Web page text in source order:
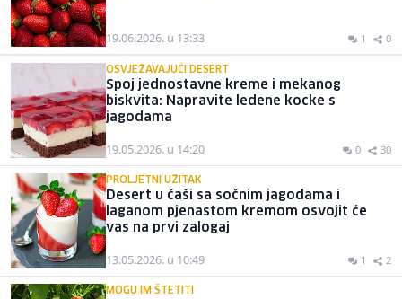
19.06.2026. u 13:33 1 0
OSVJEŽAVAJUĆI DESERT
Spoj jednostavne kreme i mekanog
biskvita: Napravite ledene kocke s
jagodama
19.05.2026. u 14:20 0 30
PROLJETNI UŽITAK
Desert u čaši sa sočnim jagodama i
laganom pjenastom kremom osvojit će
vas na prvi zalogaj
13.05.2026. u 10:49 1 2
MOGU IM ŠTETITI